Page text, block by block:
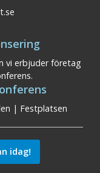
vi erbjuder företag
| Festplatsen
idag!